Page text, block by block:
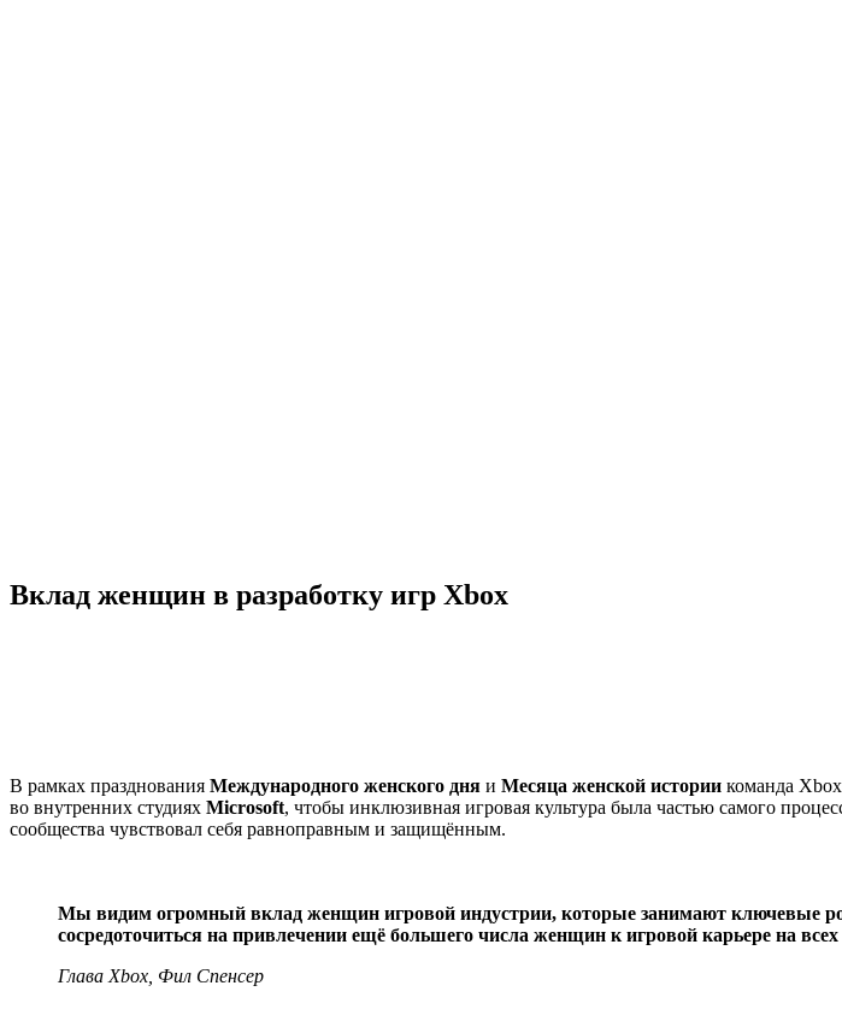
Вклад женщин в разработку игр Xbox
В рамках празднования Международного женского дня и Месяца женской истории команда
во внутренних студиях Microsoft, чтобы инклюзивная игровая культура была частью самого
сообщества чувствовал себя равноправным и защищённым.
Мы видим огромный вклад женщин игровой индустрии, которые занимают ключевые
сосредоточиться на привлечении ещё большего числа женщин к игровой карьере на
Глава Xbox, Фил Спенсер